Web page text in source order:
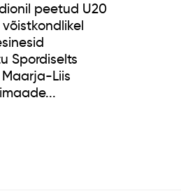
peetud U20
Spordiselts
Liis